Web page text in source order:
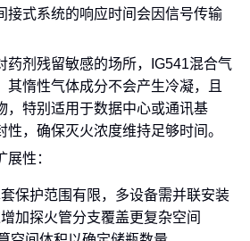
接式系统的响应时间会因信号传输
药剂残留敏感的场所，IG541混合气
其惰性气体成分不会产生冷凝，且
，特别适用于数据中心或通讯基
，确保灭火浓度维持足够时间。
性：
保护范围有限，多设备需并联安装
加探火管分支覆盖更复杂空间